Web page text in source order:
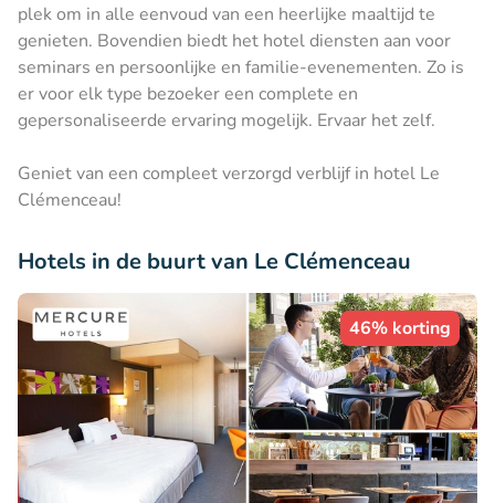
plek om in alle eenvoud van een heerlijke maaltijd te
genieten. Bovendien biedt het hotel diensten aan voor
seminars en persoonlijke en familie-evenementen. Zo is
er voor elk type bezoeker een complete en
gepersonaliseerde ervaring mogelijk. Ervaar het zelf.
Geniet van een compleet verzorgd verblijf in hotel Le
Clémenceau!
Hotels in de buurt van Le Clémenceau
46% korting